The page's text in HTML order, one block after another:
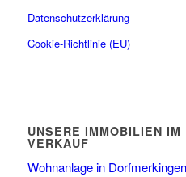
Datenschutzerklärung
Cookie-Richtlinie (EU)
UNSERE IMMOBILIEN IM
VERKAUF
Wohnanlage in Dorfmerkingen